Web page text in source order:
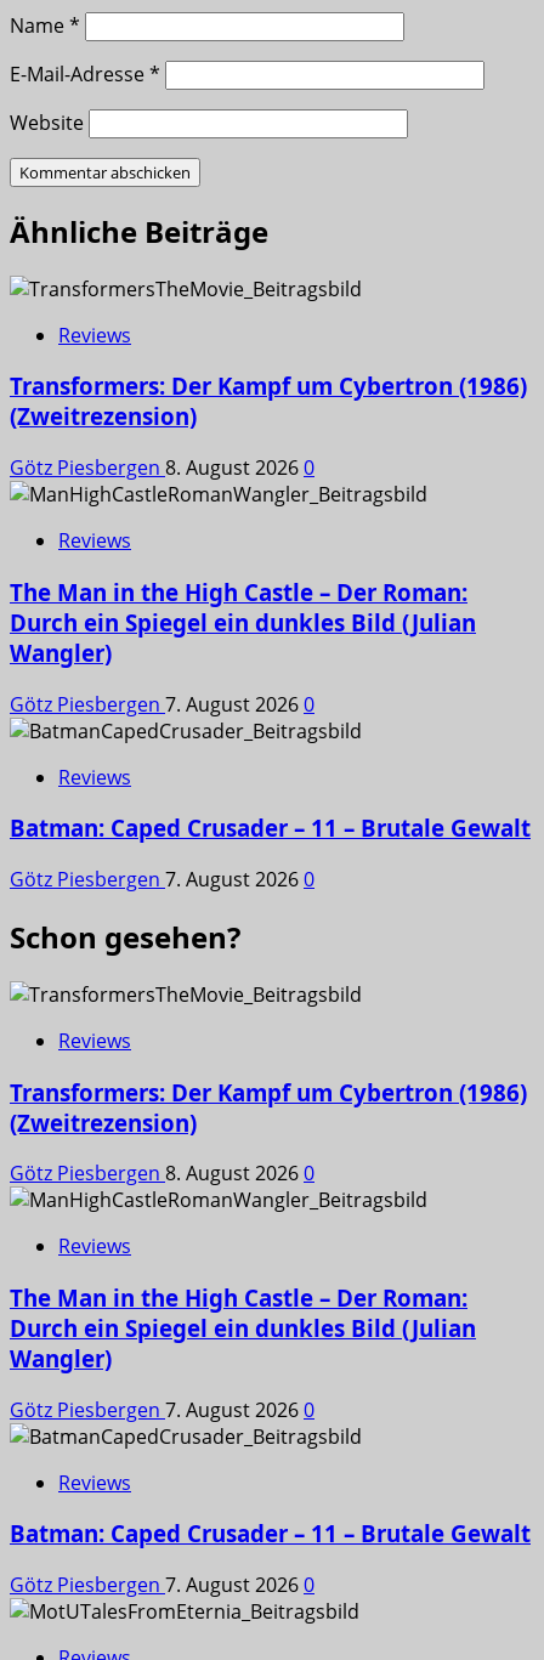
Name*
E-Mail-Adresse*
Website
Ähnliche Beiträge
Reviews
Transformers: Der Kampf um Cybertron (1986)
(Zweitrezension)
Götz Piesbergen 8. August 20260
Reviews
The Man in the High Castle – Der Roman:
Durch ein Spiegel ein dunkles Bild (Julian
Wangler)
Götz Piesbergen 7. August 20260
Reviews
Batman: Caped Crusader – 11 – Brutale Gewalt
Götz Piesbergen 7. August 20260
Schon gesehen?
Reviews
Transformers: Der Kampf um Cybertron (1986)
(Zweitrezension)
Götz Piesbergen 8. August 20260
Reviews
The Man in the High Castle – Der Roman:
Durch ein Spiegel ein dunkles Bild (Julian
Wangler)
Götz Piesbergen 7. August 20260
Reviews
Batman: Caped Crusader – 11 – Brutale Gewalt
Götz Piesbergen 7. August 20260